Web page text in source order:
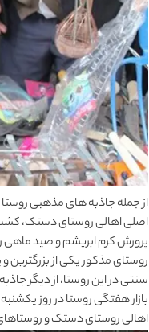
از جمله جاذبه های مذهبی
اصلی اهالی روستای دستک، کشت
پرورش کرم ابریشم و صید ماهی
روستای مذکور یکی از بزرگترین
سنتی در این روستا، از دیگر
بازار هفتگی روستا در روز
اهالی روستای دستک و روستاهای